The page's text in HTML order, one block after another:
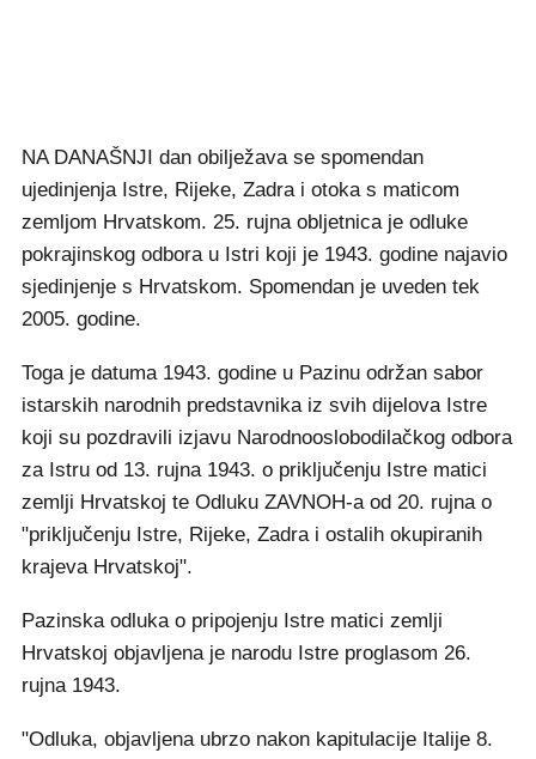
NA DANAŠNJI dan obilježava se spomendan
ujedinjenja Istre, Rijeke, Zadra i otoka s maticom
zemljom Hrvatskom. 25. rujna obljetnica je odluke
pokrajinskog odbora u Istri koji je 1943. godine najavio
sjedinjenje s Hrvatskom. Spomendan je uveden tek
2005. godine.
Toga je datuma 1943. godine u Pazinu održan sabor
istarskih narodnih predstavnika iz svih dijelova Istre
koji su pozdravili izjavu Narodnooslobodilačkog odbora
za Istru od 13. rujna 1943. o priključenju Istre matici
zemlji Hrvatskoj te Odluku ZAVNOH-a od 20. rujna o
"priključenju Istre, Rijeke, Zadra i ostalih okupiranih
krajeva Hrvatskoj".
Pazinska odluka o pripojenju Istre matici zemlji
Hrvatskoj objavljena je narodu Istre proglasom 26.
rujna 1943.
"Odluka, objavljena ubrzo nakon kapitulacije Italije 8.